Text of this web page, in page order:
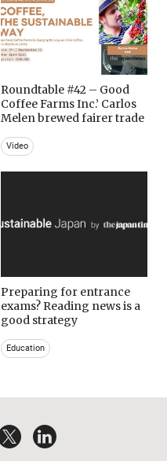
Roundtable #42 – Good
Coffee Farms Inc.’ Carlos
Melen brewed fairer trade
Video
Preparing for entrance
exams? Reading news is a
good strategy
Education